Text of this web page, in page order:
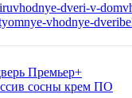
vhodnye-dveri-v-dom
vhodnye-dveri